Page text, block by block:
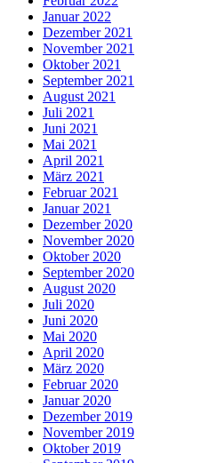
Januar 2022
Dezember 2021
November 2021
Oktober 2021
September 2021
August 2021
Juli 2021
Juni 2021
Mai 2021
April 2021
März 2021
Februar 2021
Januar 2021
Dezember 2020
November 2020
Oktober 2020
September 2020
August 2020
Juli 2020
Juni 2020
Mai 2020
April 2020
März 2020
Februar 2020
Januar 2020
Dezember 2019
November 2019
Oktober 2019